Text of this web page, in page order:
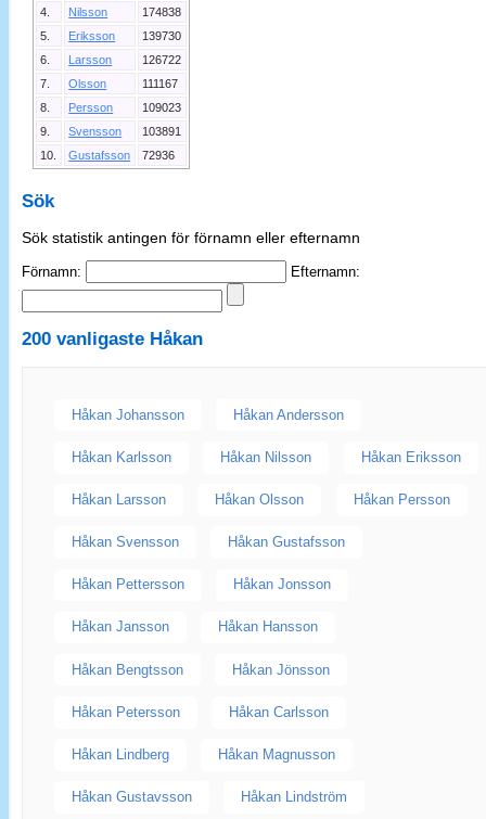
4.
Nilsson
174838
5.
Eriksson
139730
6.
Larsson
126722
7.
Olsson
111167
8.
Persson
109023
9.
Svensson
103891
10.
Gustafsson 72936
Sök
Sök statistik antingen för förnamn eller efternamn
Förnamn: Efternamn:
200 vanligaste Håkan
Håkan Johansson Håkan Andersson
Håkan Karlsson Håkan Nilsson Håkan Eriksson
Håkan Larsson Håkan Olsson Håkan Persson
Håkan Svensson Håkan Gustafsson
Håkan Pettersson Håkan Jonsson
Håkan Jansson Håkan Hansson
Håkan Bengtsson Håkan Jönsson
Håkan Petersson Håkan Carlsson
Håkan Lindberg Håkan Magnusson
Håkan Gustavsson Håkan Lindström